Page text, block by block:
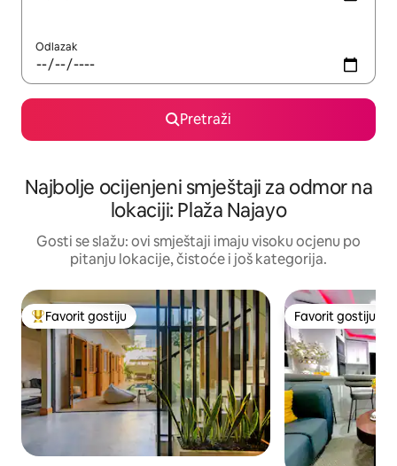
Odlazak
Pretraži
Najbolje ocijenjeni smještaji za odmor na
lokaciji: Plaža Najayo
Gosti se slažu: ovi smještaji imaju visoku ocjenu po
pitanju lokacije, čistoće i još kategorija.
Glavni favorit gostiju
Favorit gostiju Favorit gostiju
Favorit gostiju